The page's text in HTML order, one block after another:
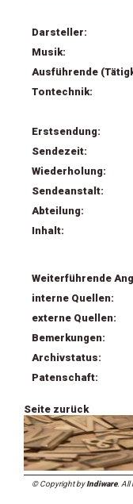
Darsteller:
Musik:
Ausführende
Tontechnik:
Erstsendung:
Sendezeit:
Wiederholung:
Sendeanstalt:
Abteilung:
Inhalt:
Weiterführende
interne Quellen:
externe Quellen:
Bemerkungen:
Archivstatus:
Patenschaft:
Seite zurück
© Copyright byIndiware. All